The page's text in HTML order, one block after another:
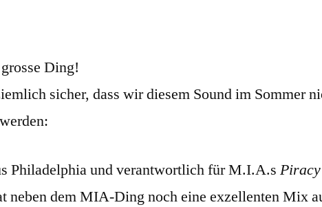
Ding!
sicher, dass wir diesem Sound im Sommer
Philadelphia und verantwortlich für M.I.A.s
neben dem MIA-Ding noch eine exzellenten Mix